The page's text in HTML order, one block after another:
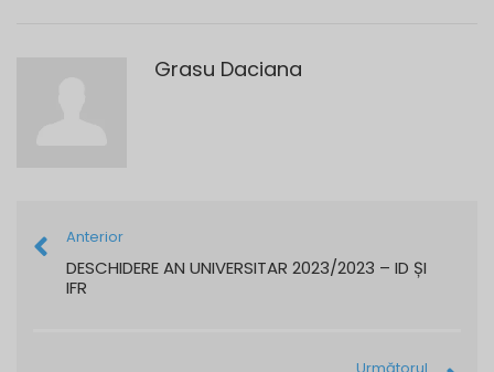
Grasu Daciana
Anterior
DESCHIDERE AN UNIVERSITAR 2023/2023 – ID ȘI
IFR
Următorul